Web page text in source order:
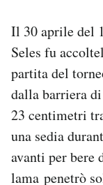
SHOP
CALENDARIO
AREA
Area
Newsletter
Il 30 aprile del
Seles fu
partita del
dalla barriera
23 centimetri
una sedia
avanti per bere
lama penetrò